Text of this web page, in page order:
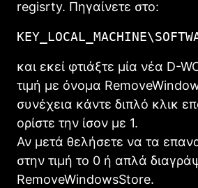
regisrty. Πηγαίνετε στο:
και εκεί φτιάξτε μία νέα D-
τιμή με όνομα
συνέχεια κάντε διπλό κλικ
ορίστε την ίσον με 1.
Αν μετά θελήσετε να τα
στην τιμή το 0 ή απλά
RemoveWindowsStore.